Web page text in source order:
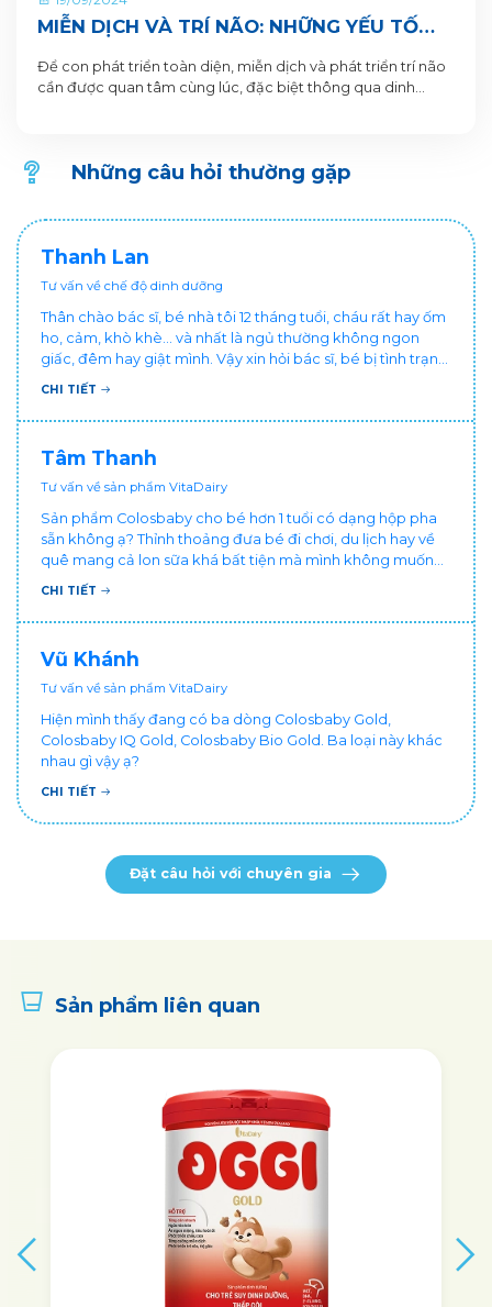
MIỄN DỊCH VÀ TRÍ NÃO: NHỮNG YẾU TỐ
THEN CHỐT GIÚP TRẺ PHÁT TRIỂN TOÀN
DIỆN
Để con phát triển toàn diện, miễn dịch và phát triển trí não
cần được quan tâm cùng lúc, đặc biệt thông qua dinh
Những câu hỏi thường gặp
Thanh Lan
Tư vấn về chế độ dinh dưỡng
Thân chào bác sĩ, bé nhà tôi 12 tháng tuổi, cháu rất hay ốm
ho, cảm, khò khè... và nhất là ngủ thường không ngon
giấc, đêm hay giật mình. Vậy xin hỏi bác sĩ, bé bị tình trạng
vậy nên làm sao để con khỏe mạnh và ngủ ngon giấc hơn
chăm cháu hay ốm ạ?. Cảm ơn bác sĩ.
CHI TIẾT
Tâm Thanh
Tư vấn về sản phẩm VitaDairy
Sản phẩm Colosbaby cho bé hơn 1 tuổi có dạng hộp pha
sẵn không ạ? Thỉnh thoảng đưa bé đi chơi, du lịch hay về
quê mang cả lon sữa khá bất tiện mà mình không muốn
đổi cho bé dùng sữa tươi hộp khác sợ bé nạ sữa ảnh
CHI TIẾT
Vũ Khánh
Tư vấn về sản phẩm VitaDairy
Hiện mình thấy đang có ba dòng Colosbaby Gold,
Colosbaby IQ Gold, Colosbaby Bio Gold. Ba loại này khác
nhau gì vậy ạ?
CHI TIẾT
Đặt câu hỏi với chuyên gia
Sản phẩm liên quan